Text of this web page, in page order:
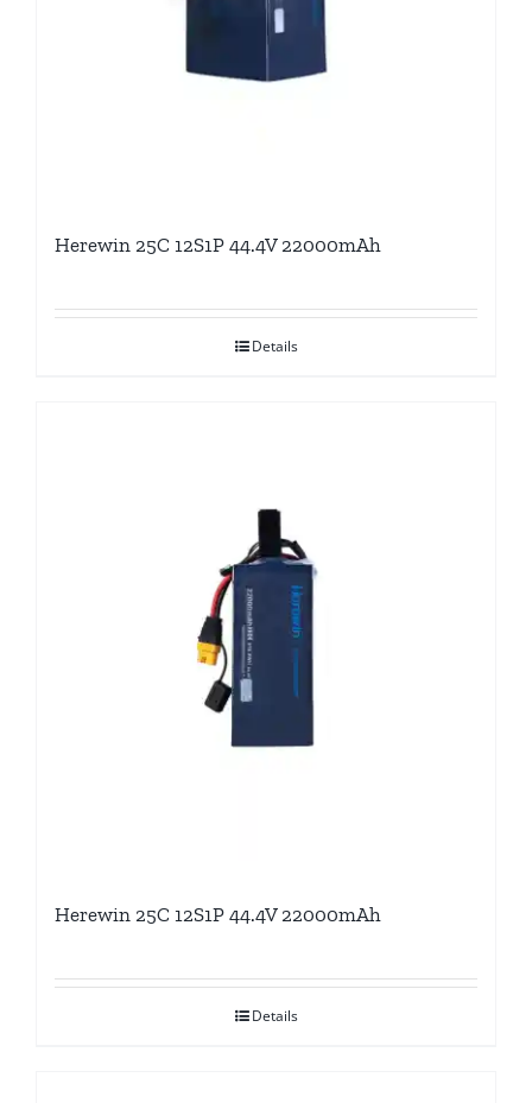
Herewin 25C 12S1P 44.4V 22000mAh
Details
Herewin 25C 12S1P 44.4V 22000mAh
Details